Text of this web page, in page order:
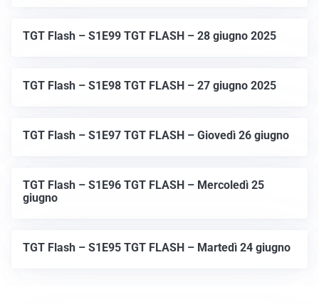
TGT Flash – S1E99 TGT FLASH – 28 giugno 2025
TGT Flash – S1E98 TGT FLASH – 27 giugno 2025
TGT Flash – S1E97 TGT FLASH – Giovedì 26 giugno
TGT Flash – S1E96 TGT FLASH – Mercoledì 25
giugno
TGT Flash – S1E95 TGT FLASH – Martedì 24 giugno